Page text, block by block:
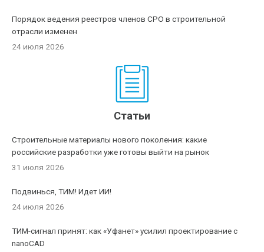
Порядок ведения реестров членов СРО в строительной
отрасли изменен
24 июля 2026
Статьи
Строительные материалы нового поколения: какие
российские разработки уже готовы выйти на рынок
31 июля 2026
Подвинься, ТИМ! Идет ИИ!
24 июля 2026
ТИМ-сигнал принят: как «Уфанет» усилил проектирование с
nanoCAD